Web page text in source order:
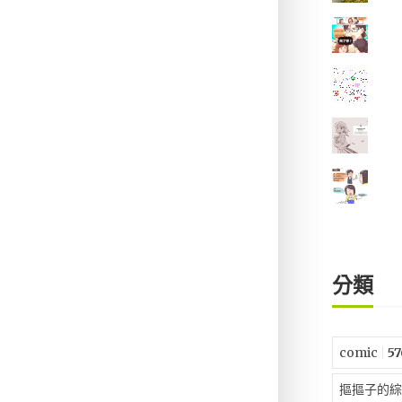
分類
comic
摳摳子的